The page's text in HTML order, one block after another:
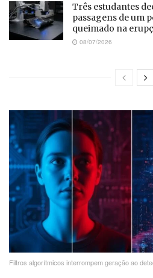
Três estudantes
passagens de um
queimado na
08/07/2026
Filtros algorítmicos interrompem geração ao